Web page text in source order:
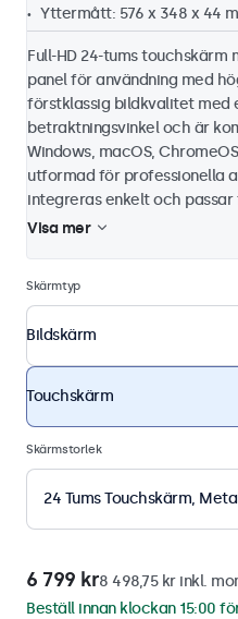
Yttermått: 576 x 348 x 44
Full-HD 24-tums
panel för användning med
förstklassig bildkvalitet med
betraktningsvinkel och är
Windows, macOS,
utformad för professionella
integreras enkelt och
Visa mer
Skärmtyp
Bildskärm
Touchskärm
Skärmstorlek
24 Tums Touchskärm,
6 799 kr8 498,75 kr inkl.
Beställ innan klockan 15:00